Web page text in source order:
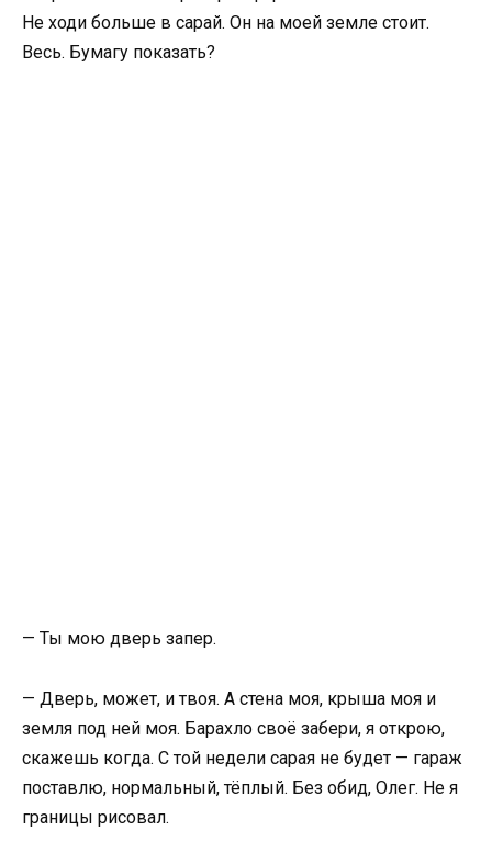
Не ходи больше в сарай. Он на моей земле стоит.
Весь. Бумагу показать?
— Ты мою дверь запер.
— Дверь, может, и твоя. А стена моя, крыша моя и
земля под ней моя. Барахло своё забери, я открою,
скажешь когда. С той недели сарая не будет — гараж
поставлю, нормальный, тёплый. Без обид, Олег. Не я
границы рисовал.